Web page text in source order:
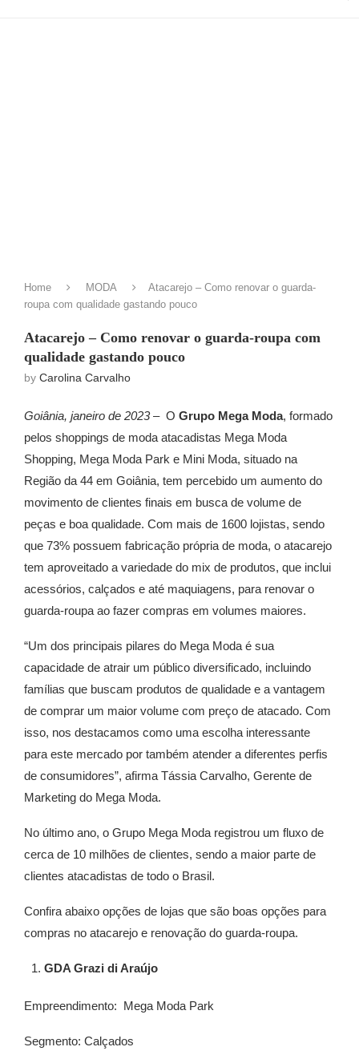
Home MODA
Atacarejo – Como renovar o guarda-
roupa com qualidade gastando pouco
Atacarejo – Como renovar o guarda-roupa com
qualidade gastando pouco
by Carolina Carvalho
Goiânia, janeiro de 2023– O Grupo Mega Moda, formado
pelos shoppings de moda atacadistas Mega Moda
Shopping, Mega Moda Park e Mini Moda, situado na
Região da 44 em Goiânia, tem percebido um aumento do
movimento de clientes finais em busca de volume de
peças e boa qualidade. Com mais de 1600 lojistas, sendo
que 73% possuem fabricação própria de moda, o atacarejo
tem aproveitado a variedade do mix de produtos, que inclui
acessórios, calçados e até maquiagens, para renovar o
guarda-roupa ao fazer compras em volumes maiores.
“Um dos principais pilares do Mega Moda é sua
capacidade de atrair um público diversificado, incluindo
famílias que buscam produtos de qualidade e a vantagem
de comprar um maior volume com preço de atacado. Com
isso, nos destacamos como uma escolha interessante
para este mercado por também atender a diferentes perfis
de consumidores”, afirma Tássia Carvalho, Gerente de
Marketing do Mega Moda.
No último ano, o Grupo Mega Moda registrou um fluxo de
cerca de 10 milhões de clientes, sendo a maior parte de
clientes atacadistas de todo o Brasil.
Confira abaixo opções de lojas que são boas opções para
compras no atacarejo e renovação do guarda-roupa.
GDA Grazi di Araújo
Empreendimento: Mega Moda Park
Segmento: Calçados